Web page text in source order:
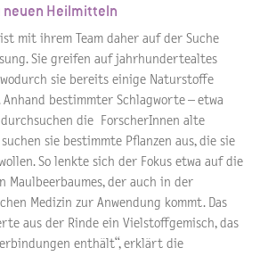
neuen Heilmitteln
mit ihrem Team daher auf der Suche
Sie greifen auf jahrhundertealtes
sie bereits einige Naturstoffe
bestimmter Schlagworte – etwa
durchsuchen die ForscherInnen alte
sie bestimmte Pflanzen aus, die sie
So lenkte sich der Fokus etwa auf die
Maulbeerbaumes, der auch in der
Medizin zur Anwendung kommt. Das
aus der Rinde ein Vielstoffgemisch, das
enthält“, erklärt die